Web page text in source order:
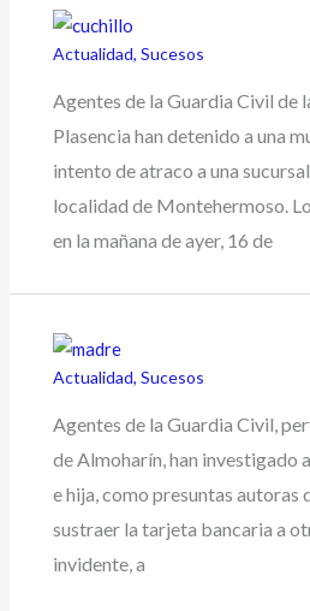
Actualidad,Sucesos
Agentes de la Guardia Civil de
Plasencia han detenido a una
intento de atraco a una
localidad de Montehermoso.
en la mañana de ayer, 16 de
Actualidad,Sucesos
Agentes de la Guardia Civil,
de Almoharín, han investigado
e hija, como presuntas autoras
sustraer la tarjeta bancaria a
invidente, a